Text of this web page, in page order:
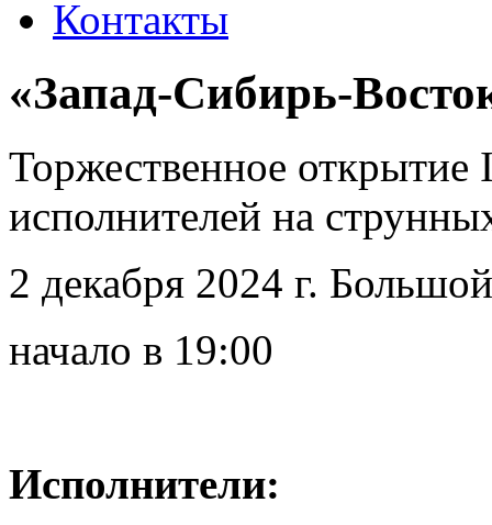
Контакты
«Запад-Сибирь-
Торжественное
исполнителей на
2 декабря 2024 г.
начало в 19:00
Исполнители: